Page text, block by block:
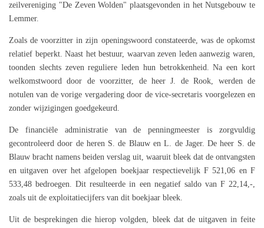
zeilvereniging "De Zeven Wolden" plaatsgevonden in het Nutsgebouw te
Lemmer.
Zoals de voorzitter in zijn openingswoord constateerde, was de opkomst
relatief beperkt. Naast het bestuur, waarvan zeven leden aanwezig waren,
toonden slechts zeven reguliere leden hun betrokkenheid. Na een kort
welkomstwoord door de voorzitter, de heer J. de Rook, werden de
notulen van de vorige vergadering door de vice-secretaris voorgelezen en
zonder wijzigingen goedgekeurd.
De financiële administratie van de penningmeester is zorgvuldig
gecontroleerd door de heren S. de Blauw en L. de Jager. De heer S. de
Blauw bracht namens beiden verslag uit, waaruit bleek dat de ontvangsten
en uitgaven over het afgelopen boekjaar respectievelijk F 521,06 en F
533,48 bedroegen. Dit resulteerde in een negatief saldo van F 22,14,-,
zoals uit de exploitatiecijfers van dit boekjaar bleek.
Uit de besprekingen die hierop volgden, bleek dat de uitgaven in feite